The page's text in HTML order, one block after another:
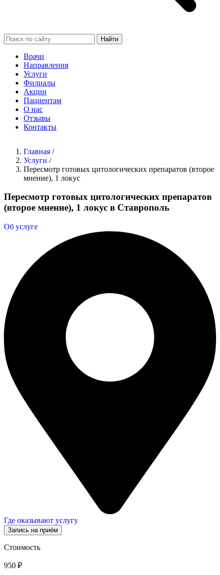
Найти
Врачи
Направления
Услуги
Филиалы
Акции
Пациентам
О нас
Отзывы
Контакты
Главная /
Услуги /
Пересмотр готовых цитологических препаратов (второе
мнение), 1 локус
Пересмотр готовых цитологических препаратов
(второе мнение), 1 локус в Ставрополь
Об услуге
Где оказывают услугу
Запись на приём
Стоимость
950 ₽